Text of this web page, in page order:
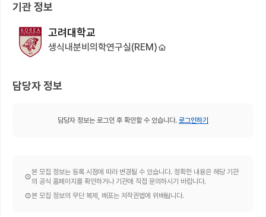
기관 정보
고려대학교
생식내분비의학연구실(REM)
담당자 정보
담당자 정보는 로그인 후 확인할 수 있습니다. 로그인하기
본 모집 정보는 등록 시점에 따라 변경될 수 있습니다. 정확한 내용은 해당 기관
의 공식 홈페이지를 확인하거나 기관에 직접 문의하시기 바랍니다.
본 모집 정보의 무단 복제, 배포는 저작권법에 위배됩니다.